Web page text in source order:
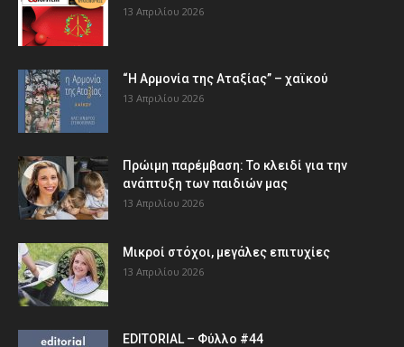
13 Απριλίου 2026
“Η Αρμονία της Αταξίας” – χαϊκού
13 Απριλίου 2026
Πρώιμη παρέμβαση: Το κλειδί για την
ανάπτυξη των παιδιών µας
13 Απριλίου 2026
Μικροί στόχοι, μεγάλες επιτυχίες
13 Απριλίου 2026
EDITORIAL – Φύλλο #44